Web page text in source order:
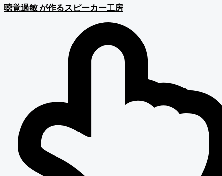
聴覚過敏が作るスピーカー工房